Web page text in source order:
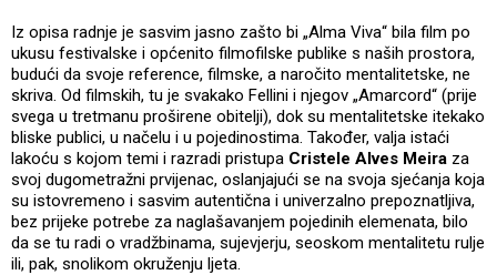
Iz opisa radnje je sasvim jasno zašto bi „Alma Viva“ bila film po
ukusu festivalske i općenito filmofilske publike s naših prostora,
budući da svoje reference, filmske, a naročito mentalitetske, ne
skriva. Od filmskih, tu je svakako Fellini i njegov „Amarcord“ (prije
svega u tretmanu proširene obitelji), dok su mentalitetske itekako
bliske publici, u načelu i u pojedinostima. Također, valja istaći
lakoću s kojom temi i razradi pristupa Cristele Alves Meira za
svoj dugometražni prvijenac, oslanjajući se na svoja sjećanja koja
su istovremeno i sasvim autentična i univerzalno prepoznatljiva,
bez prijeke potrebe za naglašavanjem pojedinih elemenata, bilo
da se tu radi o vradžbinama, sujevjerju, seoskom mentalitetu rulje
ili, pak, snolikom okruženju ljeta.